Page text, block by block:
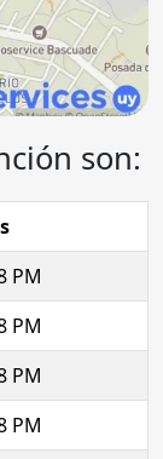
son:
PM
PM
PM
PM